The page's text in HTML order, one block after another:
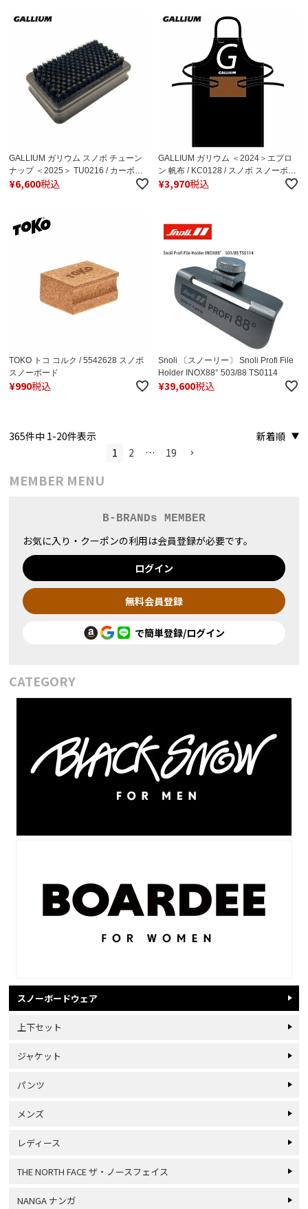
GALLIUM ガリウム スノボ チューン
ナップ ＜2025＞ TU0216 / カーボン
ブラシ
¥6,600税込
GALLIUM ガリウム ＜2024＞エプロ
ン 帆布 / KC0128 / スノボ スノーボー
ド チューンナップ メンテナンス ビン
¥3,970税込
TOKO トコ コルク / 5542628 スノボ
スノーボード
¥990税込
Snoli 〔スノーリー〕 Snoli Profi File
Holder INOX88° 503/88 TS0114
¥39,600税込
新着順
365件中 1-20件表示
1
2 … 19
MEMBER MENU
B-BRANDs MEMBER
お気に入り・クーポンの利用は会員登録が必要です。
ログイン
無料会員登録
で簡単登録/ログイン
CATEGORY
スノーボードウェア
上下セット
ジャケット
パンツ
メンズ
レディース
THE NORTH FACE ザ・ノースフェイス
NANGA ナンガ